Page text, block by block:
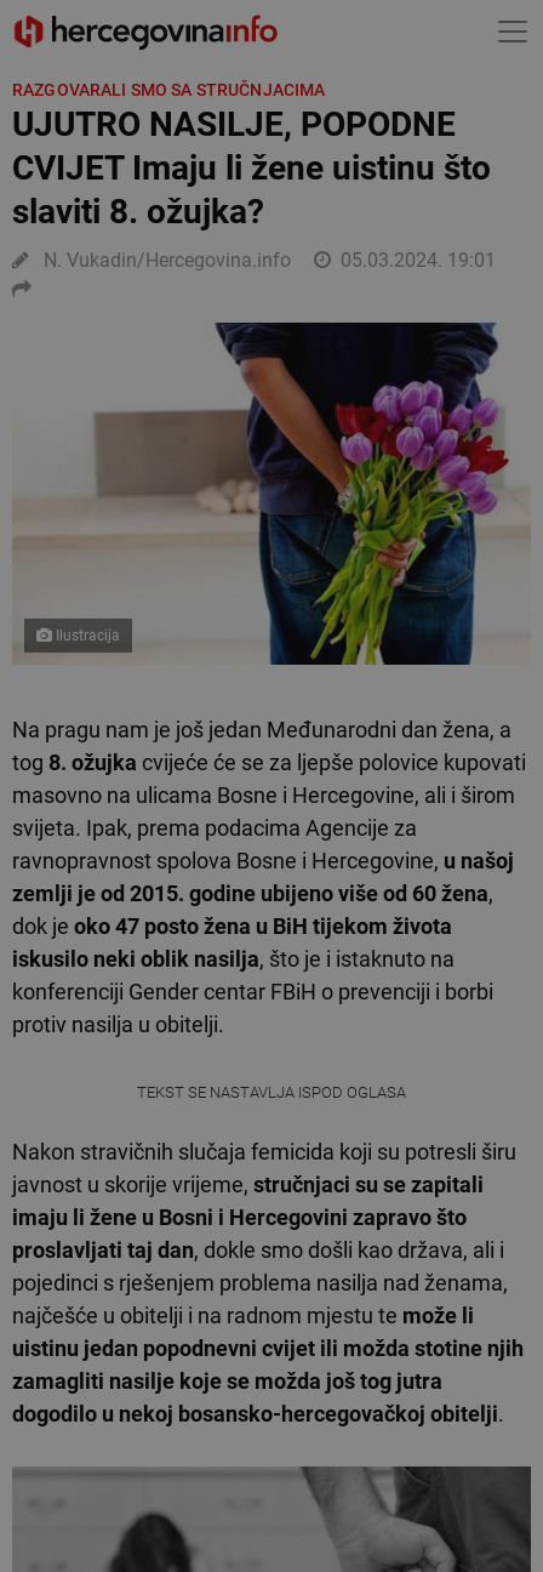
RAZGOVARALI SMO SA STRUČNJACIMA
UJUTRO NASILJE, POPODNE
CVIJET Imaju li žene uistinu što
slaviti 8. ožujka?
N. Vukadin/Hercegovina.info 05.03.2024. 19:01
Ilustracija
Na pragu nam je još jedan Međunarodni dan žena, a
tog 8. ožujka cvijeće će se za ljepše polovice kupovati
masovno na ulicama Bosne i Hercegovine, ali i širom
svijeta. Ipak, prema podacima Agencije za
ravnopravnost spolova Bosne i Hercegovine, u našoj
zemlji je od 2015. godine ubijeno više od 60 žena,
dok je oko 47 posto žena u BiH tijekom života
iskusilo neki oblik nasilja, što je i istaknuto na
konferenciji Gender centar FBiH o prevenciji i borbi
protiv nasilja u obitelji.
TEKST SE NASTAVLJA ISPOD OGLASA
Nakon stravičnih slučaja femicida koji su potresli širu
javnost u skorije vrijeme, stručnjaci su se zapitali
imaju li žene u Bosni i Hercegovini zapravo što
proslavljati taj dan, dokle smo došli kao država, ali i
pojedinci s rješenjem problema nasilja nad ženama,
najčešće u obitelji i na radnom mjestu te može li
uistinu jedan popodnevni cvijet ili možda stotine njih
zamagliti nasilje koje se možda još tog jutra
dogodilo u nekoj bosansko-hercegovačkoj obitelji.